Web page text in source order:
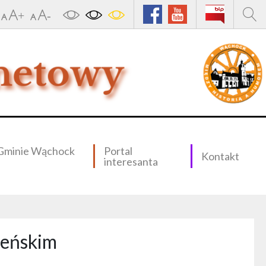
Wąchock
Portal
interesanta
Kontakt